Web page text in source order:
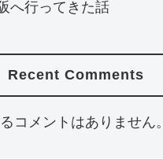
へ行ってきた話
Recent Comments
コメントはありません。